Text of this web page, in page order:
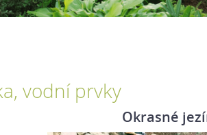
vodní prvky
Okrasné